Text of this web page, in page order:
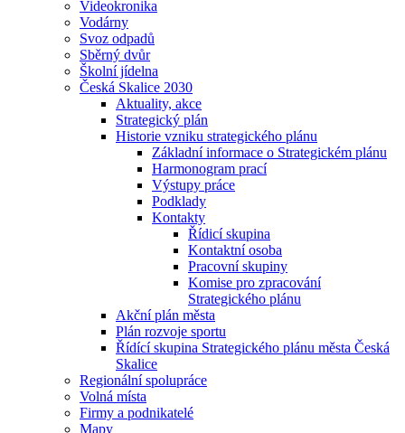
Videokronika
Vodárny
Svoz odpadů
Sběrný dvůr
Školní jídelna
Česká Skalice 2030
Aktuality, akce
Strategický plán
Historie vzniku strategického plánu
Základní informace o Strategickém plánu
Harmonogram prací
Výstupy práce
Podklady
Kontakty
Řídicí skupina
Kontaktní osoba
Pracovní skupiny
Komise pro zpracování
Strategického plánu
Akční plán města
Plán rozvoje sportu
Řídící skupina Strategického plánu města Česká
Skalice
Regionální spolupráce
Volná místa
Firmy a podnikatelé
Mapy